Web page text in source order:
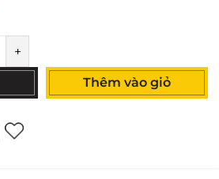
+
Thêm vào giỏ